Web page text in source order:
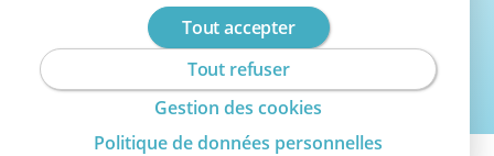
Tout accepter
Tout refuser
Gestion des cookies
Politique de données personnelles